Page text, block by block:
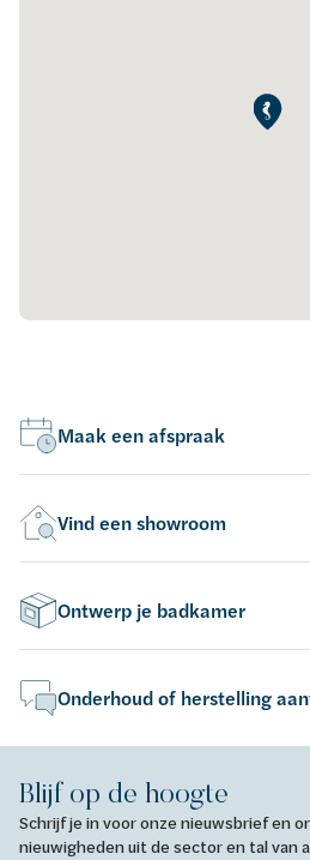
Maak een afspraak
Vind een showroom
Ontwerp je badkamer
Onderhoud of herstelling
Blijf op de hoogte
Schrijf je in voor onze nieuwsbrief en
nieuwigheden uit de sector en tal van